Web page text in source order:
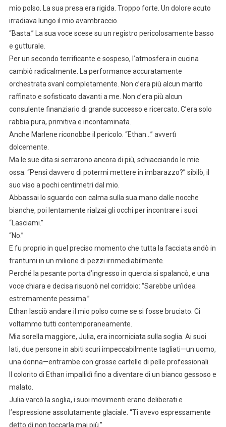
mio polso. La sua presa era rigida. Troppo forte. Un dolore acuto
irradiava lungo il mio avambraccio.
“Basta.” La sua voce scese su un registro pericolosamente basso
e gutturale.
Per un secondo terrificante e sospeso, l’atmosfera in cucina
cambiò radicalmente. La performance accuratamente
orchestrata svanì completamente. Non c’era più alcun marito
raffinato e sofisticato davanti a me. Non c’era più alcun
consulente finanziario di grande successo e ricercato. C’era solo
rabbia pura, primitiva e incontaminata.
Anche Marlene riconobbe il pericolo. “Ethan…” avvertì
dolcemente.
Ma le sue dita si serrarono ancora di più, schiacciando le mie
ossa. “Pensi davvero di potermi mettere in imbarazzo?” sibilò, il
suo viso a pochi centimetri dal mio.
Abbassai lo sguardo con calma sulla sua mano dalle nocche
bianche, poi lentamente rialzai gli occhi per incontrare i suoi.
“Lasciami.”
“No.”
E fu proprio in quel preciso momento che tutta la facciata andò in
frantumi in un milione di pezzi irrimediabilmente.
Perché la pesante porta d’ingresso in quercia si spalancò, e una
voce chiara e decisa risuonò nel corridoio: “Sarebbe un’idea
estremamente pessima.”
Ethan lasciò andare il mio polso come se si fosse bruciato. Ci
voltammo tutti contemporaneamente.
Mia sorella maggiore, Julia, era incorniciata sulla soglia. Ai suoi
lati, due persone in abiti scuri impeccabilmente tagliati—un uomo,
una donna—entrambe con grosse cartelle di pelle professionali.
Il colorito di Ethan impallidì fino a diventare di un bianco gessoso e
malato.
Julia varcò la soglia, i suoi movimenti erano deliberati e
l’espressione assolutamente glaciale. “Ti avevo espressamente
detto di non toccarla mai più.”